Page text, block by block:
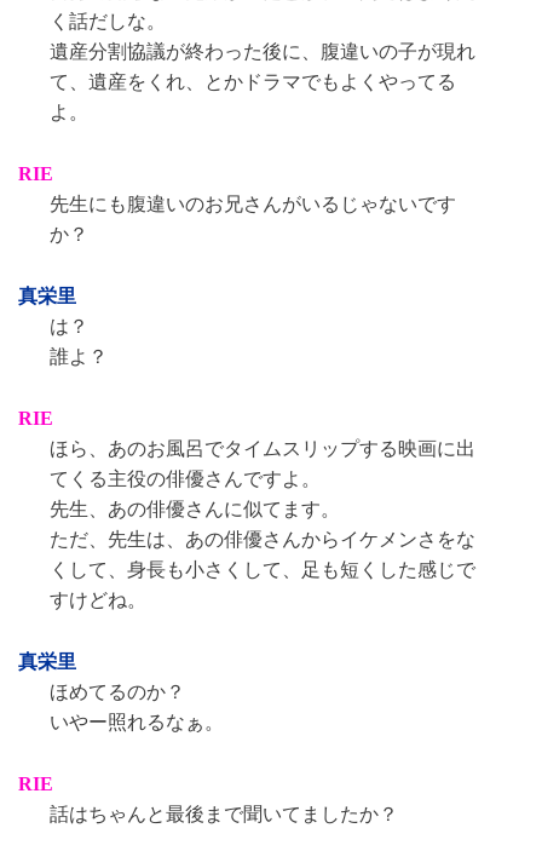
く話だしな。
遺産分割協議が終わった後に、腹違いの子が現れ
て、遺産をくれ、とかドラマでもよくやってる
よ。
RIE
先生にも腹違いのお兄さんがいるじゃないです
か？
真栄里
は？
誰よ？
RIE
ほら、あのお風呂でタイムスリップする映画に出
てくる主役の俳優さんですよ。
先生、あの俳優さんに似てます。
ただ、先生は、あの俳優さんからイケメンさをな
くして、身長も小さくして、足も短くした感じで
すけどね。
真栄里
ほめてるのか？
いやー照れるなぁ。
RIE
話はちゃんと最後まで聞いてましたか？